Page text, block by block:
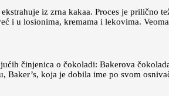
iz zrna kakaa. Proces je prilično
i u losionima, kremama i lekovima.
činjenica o čokoladi: Bakerova
Baker’s, koja je dobila ime po svom